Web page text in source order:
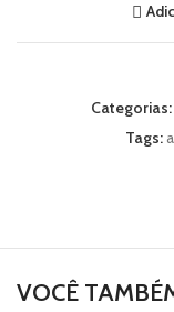
Categorias:
Tags:
VOCÊ